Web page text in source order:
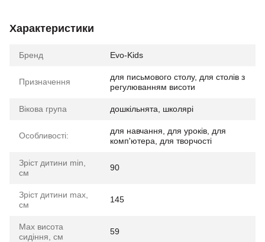
Характеристики
Бренд Evo-Kids
Призначення
для письмового столу, для столів з
регулюванням висоти
Вікова група дошкільнята, школярі
Особливості:
для навчання, для уроків, для
комп'ютера, для творчості
Зріст дитини min,
см
90
Зріст дитини max,
см
145
Max висота
сидіння, см
59